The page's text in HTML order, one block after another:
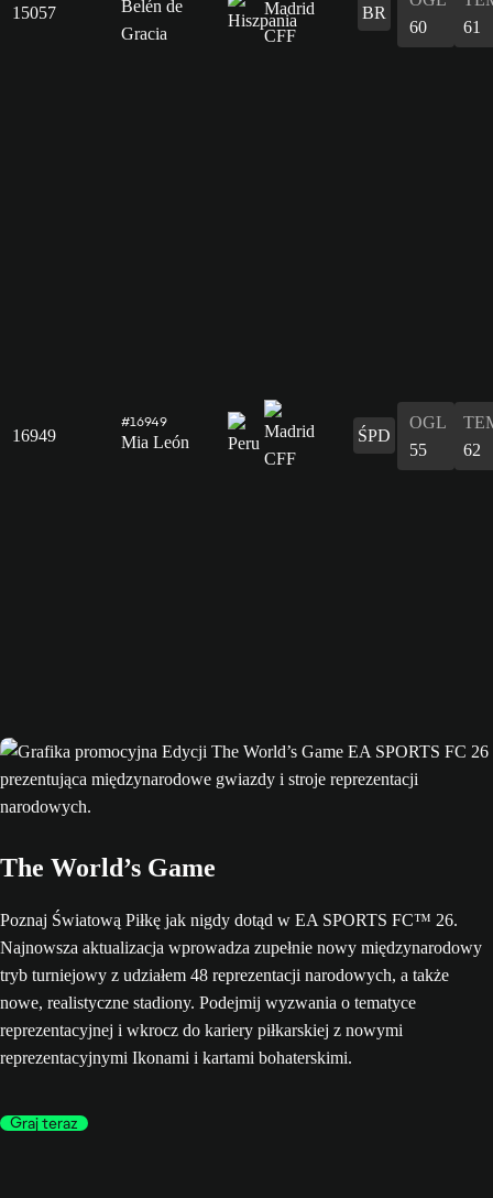
15057
Belén de
Gracia
BR
60
61
16949
#16949
Mia León ŚPD
OGL
55
62
The World’s Game
Poznaj Światową Piłkę jak nigdy dotąd w EA SPORTS FC™ 26.
Najnowsza aktualizacja wprowadza zupełnie nowy międzynarodowy
tryb turniejowy z udziałem 48 reprezentacji narodowych, a także
nowe, realistyczne stadiony. Podejmij wyzwania o tematyce
reprezentacyjnej i wkrocz do kariery piłkarskiej z nowymi
reprezentacyjnymi Ikonami i kartami bohaterskimi.
Graj teraz